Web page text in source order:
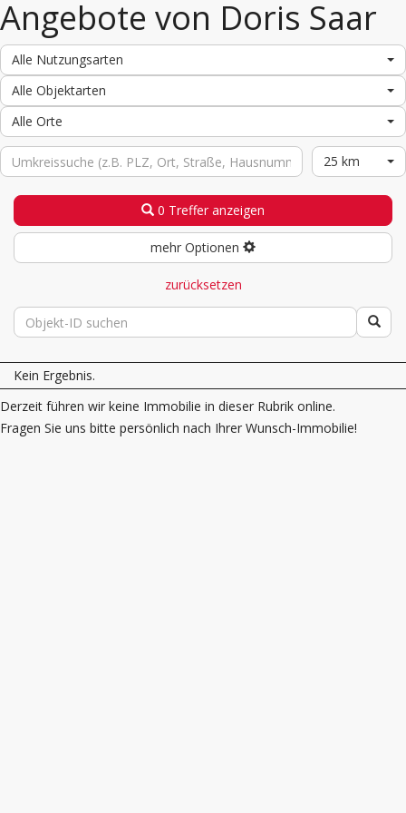
Angebote von Doris Saar
Alle Nutzungsarten
Alle Objektarten
Alle Orte
25 km
0 Treffer anzeigen
mehr Optionen
zurücksetzen
Kein Ergebnis.
Derzeit führen wir keine Immobilie in dieser Rubrik online.
Fragen Sie uns bitte persönlich nach Ihrer Wunsch-Immobilie!